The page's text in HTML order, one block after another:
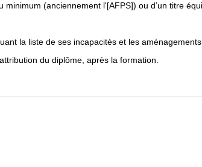
(anciennement l'[AFPS]) ou d’un titre
la liste de ses incapacités et les
du diplôme, après la formation.